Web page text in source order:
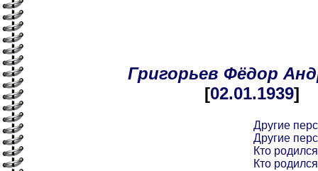
Григорьев Фёдор
[02.01.1939]
Другие
Другие
Кто
Кто